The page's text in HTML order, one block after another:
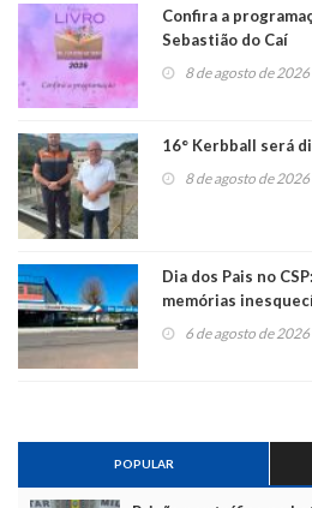
Confira a
Sebastião do Caí
8 de agosto de 2026
16° Kerbball será
8 de agosto de 2026
Dia dos Pais no
memórias
6 de agosto de 2026
POPULAR